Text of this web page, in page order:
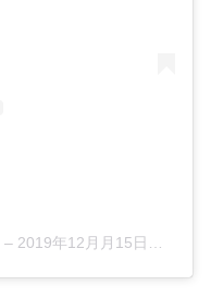
– 2019年12月月15日午後7時24分PST